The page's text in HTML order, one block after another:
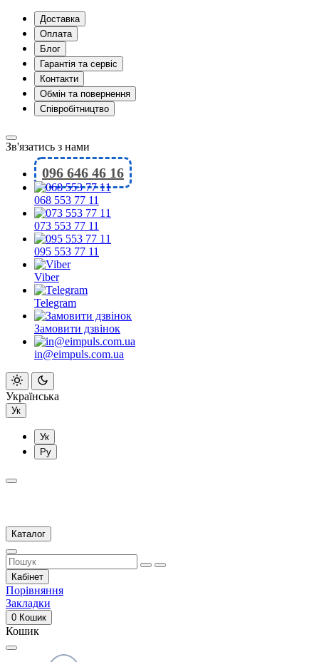
Доставка
Оплата
Блог
Гарантія та сервіс
Контакти
Обмін та повернення
Співробітництво
Зв'язатись з нами
096 646 46 16
068 553 77 11
073 553 77 11
095 553 77 11
Viber
Telegram
Замовити дзвінок
in@eimpuls.com.ua
Українська
Ук
Ук
Ру
Каталог
Кабінет
Порівняння
Закладки
0 Кошик
Кошик